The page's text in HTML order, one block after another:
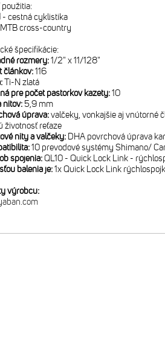
- cestná cyklistika
cross-country
špecifikácie:
rozmery:1/2" x 11/128"
článkov:116
Ti-N zlatá
pre počet pastorkov kazety:10
nitov: 5,9 mm
úprava:valčeky, vonkajšie aj vnútorné
životnosť reťaze
nity a valčeky: DHA povrchová úprava
10 prevodové systémy Shimano/
spojenia:QL10 - Quick Lock Link -
balenia je:1x Quick Lock Link
výrobcu: